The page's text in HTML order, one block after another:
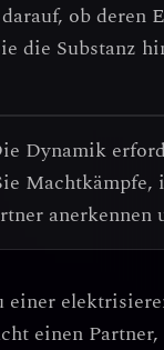
ob deren
die Substanz
Dynamik
Machtkämpfe,
anerkennen
einer
einen